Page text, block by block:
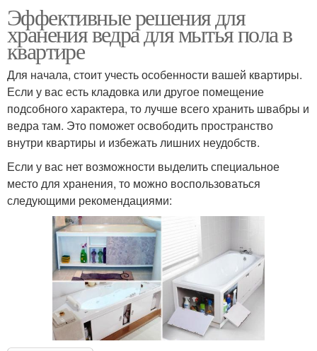
Эффективные решения для
хранения ведра для мытья пола в
квартире
Для начала, стоит учесть особенности вашей квартиры.
Если у вас есть кладовка или другое помещение
подсобного характера, то лучше всего хранить швабры и
ведра там. Это поможет освободить пространство
внутри квартиры и избежать лишних неудобств.
Если у вас нет возможности выделить специальное
место для хранения, то можно воспользоваться
следующими рекомендациями: